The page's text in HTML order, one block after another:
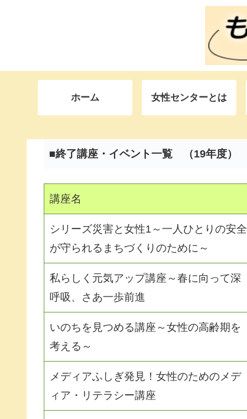
ホーム 女性センターとは
■終了講座・イベント一覧 （19年度）
講座名
シリーズ災害と女性1～一人ひとりの安全
が守られるまちづくりのために～
私らしく元気アップ講座～春に向って深
呼吸、さあ一歩前進
いのちを見つめる講座～女性の高齢期を
考える～
メディアふしぎ発見！女性のためのメデ
ィア・リテラシー講座